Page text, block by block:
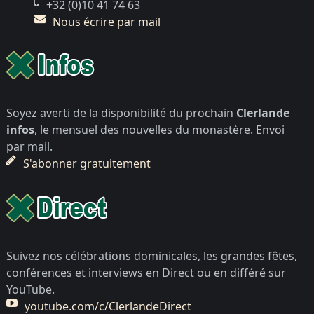
+32 (0)10 41 74 63
Nous écrire par mail
Soyez averti de la disponibilité du prochain Clerlande
infos, le mensuel des nouvelles du monastère. Envoi
par mail.
S'abonner gratuitement
Suivez nos célébrations dominicales, les grandes fêtes,
conférences et interviews en Direct ou en différé sur
YouTube.
youtube.com/c/ClerlandeDirect